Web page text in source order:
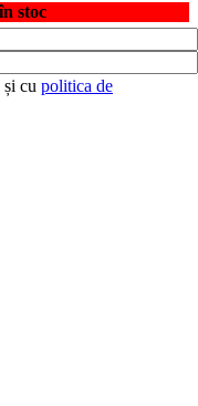
stoc
și cu politica de